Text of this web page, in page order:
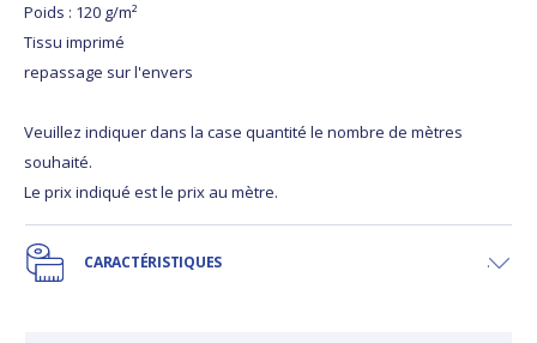
Poids : 120 g/m²
Tissu imprimé
repassage sur l'envers
Veuillez indiquer dans la case quantité le nombre de mètres
souhaité.
Le prix indiqué est le prix au mètre.
CARACTÉRISTIQUES